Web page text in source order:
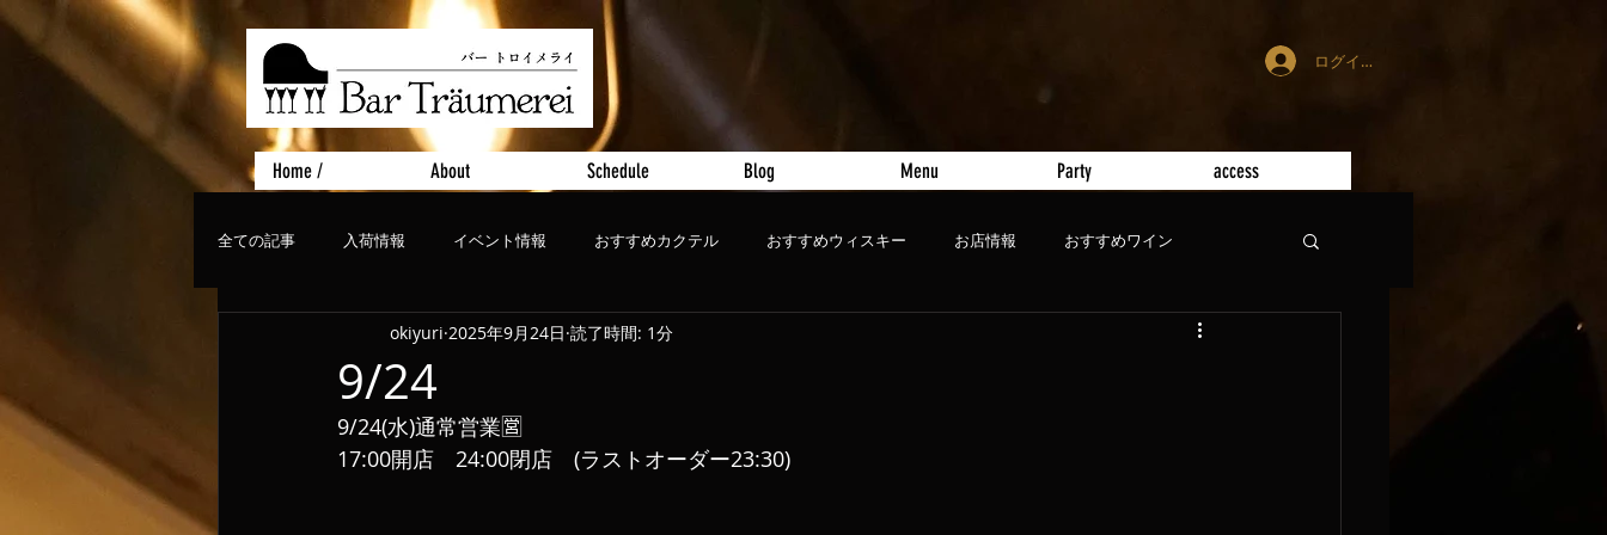
ログイン
Home / About Schedule Blog Menu Party access
全ての記事 入荷情報 イベント情報 おすすめカクテル おすすめウィスキー お店情報 おすすめワイン
ライブ、コンサート おすすめビール
9/24
okiyuri 2025年9月24日 読了時間: 1分
9/24(水)通常営業🈺
17:00開店　24:00閉店　(ラストオーダー23:30)